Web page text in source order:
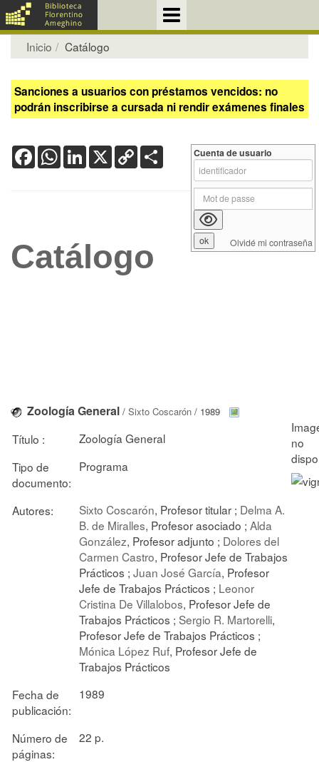
Inicio Catálogo
Sanciones a usuarios con préstamos vencidos: no
podrán inscribirse a cursada ni rendir exámenes finales
FacebookWhatsApp
LinkedIn
X Copy
Link
Catálogo
Zoología General / Sixto Coscarón / 1989
Título :
Zoología General
Tipo de
documento:
Programa
Autores: Sixto Coscarón, Profesor titular ; Delma A.
B. de Miralles, Profesor asociado ; Alda
González, Profesor adjunto ; Dolores del
Carmen Castro, Profesor Jefe de Trabajos
Prácticos ; Juan José García, Profesor
Jefe de Trabajos Prácticos ; Leonor
Cristina De Villalobos, Profesor Jefe de
Trabajos Prácticos ; Sergio R. Martorelli,
Profesor Jefe de Trabajos Prácticos ;
Mónica López Ruf, Profesor Jefe de
Trabajos Prácticos
Fecha de
publicación:
1989
Número de
páginas:
22 p.
Cuenta de usuario
Olvidé mi contraseña